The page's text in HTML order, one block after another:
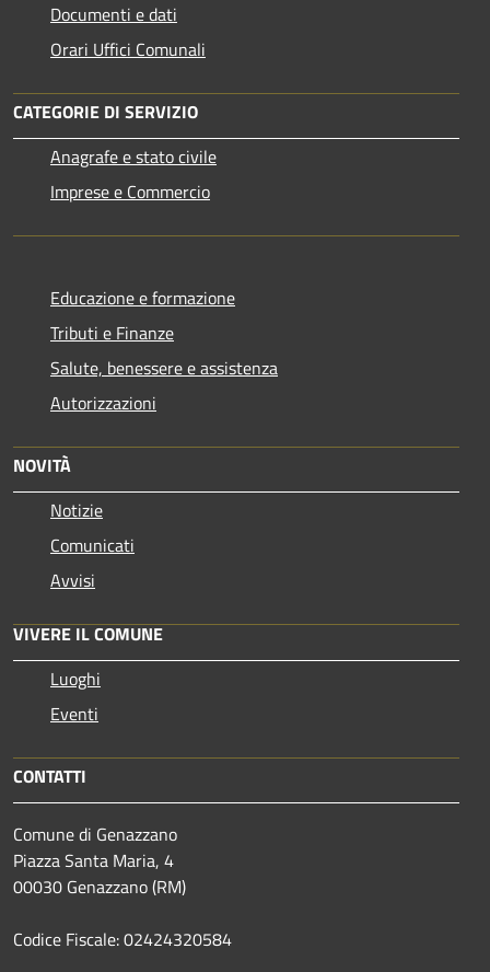
Documenti e dati
Orari Uffici Comunali
CATEGORIE DI SERVIZIO
Anagrafe e stato civile
Imprese e Commercio
Educazione e formazione
Tributi e Finanze
Salute, benessere e assistenza
Autorizzazioni
NOVITÀ
Notizie
Comunicati
Avvisi
VIVERE IL COMUNE
Luoghi
Eventi
CONTATTI
Comune di Genazzano
Piazza Santa Maria, 4
00030 Genazzano (RM)
Codice Fiscale: 02424320584